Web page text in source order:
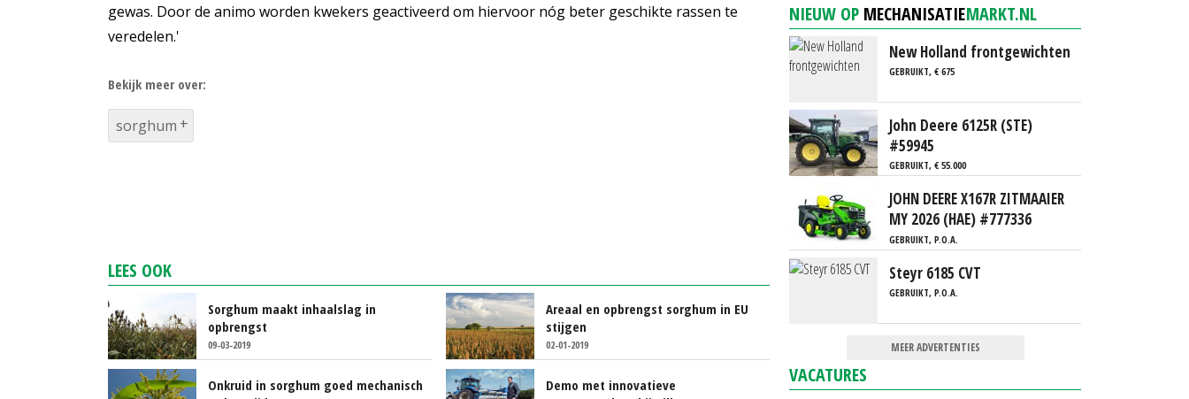
gewas. Door de animo worden kwekers geactiveerd om hiervoor nóg beter geschikte rassen te
veredelen.'
Bekijk meer over:
sorghum
LEES OOK
Sorghum maakt inhaalslag in
opbrengst
09-03-2019
Areaal en opbrengst sorghum in EU
stijgen
02-01-2019
Onkruid in sorghum goed mechanisch
Demo met innovatieve
NIEUW OP MECHANISATIEMARKT.NL
New Holland frontgewichten
GEBRUIKT, € 675
John Deere 6125R (STE)
#59945
GEBRUIKT, € 55.000
JOHN DEERE X167R ZITMAAIER
MY 2026 (HAE) #777336
GEBRUIKT, P.O.A.
Steyr 6185 CVT
GEBRUIKT, P.O.A.
MEER ADVERTENTIES
VACATURES